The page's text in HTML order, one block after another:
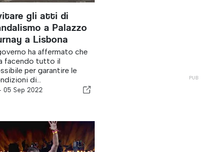
gli atti di
a Palazzo
a Lisbona
ha affermato che
facendo tutto il
per garantire le
di...
05 Sep 2022